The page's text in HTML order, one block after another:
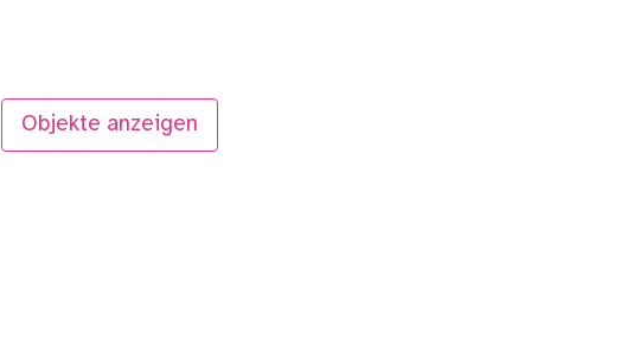
Objekte anzeigen